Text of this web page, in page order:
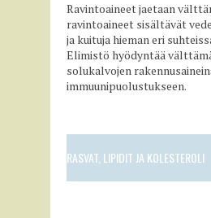
Ravintoaineet jaetaan
ravintoaineet sisältävät
ja kuituja hieman eri
Elimistö hyödyntää
solukalvojen
immuunipuolustukseen.
RASVAT, LIPIDIT JA KOLESTEROLI